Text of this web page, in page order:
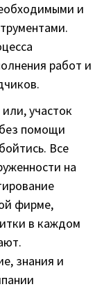
и
работ и
участок
помощи
Все
на
фирме,
в каждом
знания и